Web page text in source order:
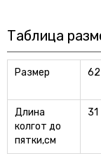
Таблица
Размер 62
Длина
колгот до
пятки,см
31